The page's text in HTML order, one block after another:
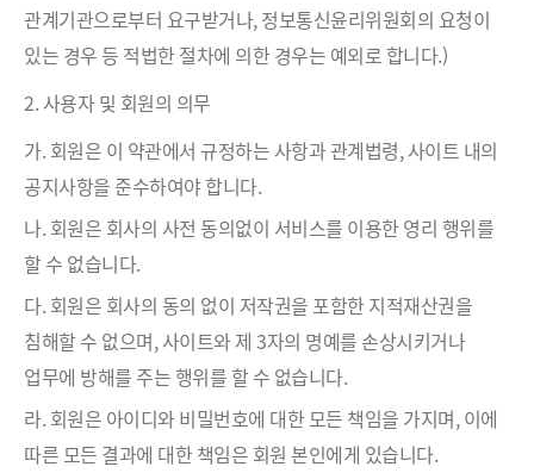
관계기관으로부터 요구받거나, 정보통신윤리위원회의 요청이
있는 경우 등 적법한 절차에 의한 경우는 예외로 합니다.)
2. 사용자 및 회원의 의무
가. 회원은 이 약관에서 규정하는 사항과 관계법령, 사이트 내의
공지사항을 준수하여야 합니다.
나. 회원은 회사의 사전 동의없이 서비스를 이용한 영리 행위를
할 수 없습니다.
다. 회원은 회사의 동의 없이 저작권을 포함한 지적재산권을
침해할 수 없으며, 사이트와 제 3자의 명예를 손상시키거나
업무에 방해를 주는 행위를 할 수 없습니다.
라. 회원은 아이디와 비밀번호에 대한 모든 책임을 가지며, 이에
따른 모든 결과에 대한 책임은 회원 본인에게 있습니다.